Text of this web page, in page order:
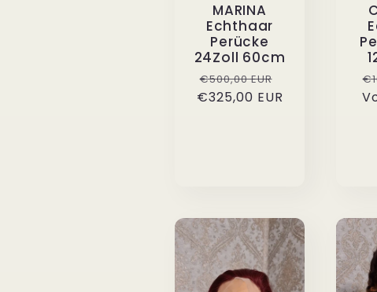
MARINA
Echthaar
Perücke
24Zoll 60cm
Normaler
Preis
€500,00 EURVerkaufspreis
€325,00 EUR